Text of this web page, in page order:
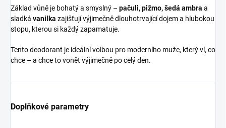
Základ vůně je bohatý a smyslný – pačuli, pižmo, šedá ambra a
sladká vanilka zajišťují výjimečně dlouhotrvající dojem a hlubokou
stopu, kterou si každý zapamatuje.
Tento deodorant je ideální volbou pro moderního muže, který ví, co
chce – a chce to vonět výjimečně po celý den.
Doplňkové parametry